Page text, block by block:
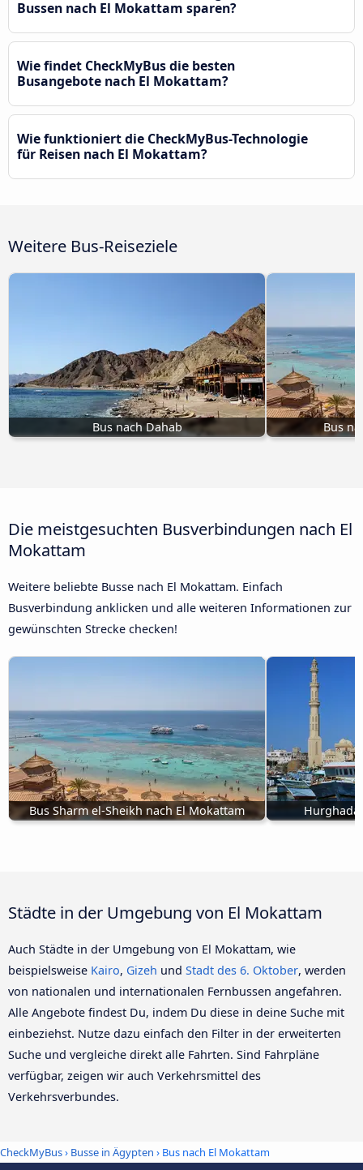
Bussen nach El Mokattam sparen?
Wie findet CheckMyBus die besten
Busangebote nach El Mokattam?
Wie funktioniert die CheckMyBus-Technologie
für Reisen nach El Mokattam?
Weitere Bus-Reiseziele
Bus nach Dahab Bus
Die meistgesuchten Busverbindungen nach El
Mokattam
Weitere beliebte Busse nach El Mokattam. Einfach
Busverbindung anklicken und alle weiteren Informationen zur
gewünschten Strecke checken!
Bus Sharm el-Sheikh nach El Mokattam Hurghada
Städte in der Umgebung von El Mokattam
Auch Städte in der Umgebung von El Mokattam, wie
beispielsweise Kairo, Gizeh und Stadt des 6. Oktober, werden
von nationalen und internationalen Fernbussen angefahren.
Alle Angebote findest Du, indem Du diese in deine Suche mit
einbeziehst. Nutze dazu einfach den Filter in der erweiterten
Suche und vergleiche direkt alle Fahrten. Sind Fahrpläne
verfügbar, zeigen wir auch Verkehrsmittel des
Verkehrsverbundes.
CheckMyBus› Busse in Ägypten › Bus nach El Mokattam